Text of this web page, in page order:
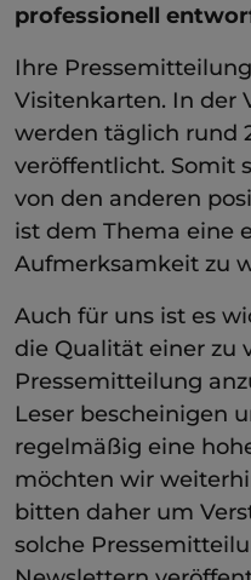
professionell
Ihre
Visitenkarten. In der
werden täglich rund
veröffentlicht. Somit
von den anderen
ist dem Thema eine
Aufmerksamkeit zu
Auch für uns ist es
die Qualität einer zu
Pressemitteilung
Leser bescheinigen
regelmäßig eine
möchten wir
bitten daher um
solche